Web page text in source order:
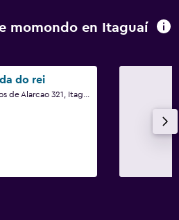
momondo en Itaguaí
do rei